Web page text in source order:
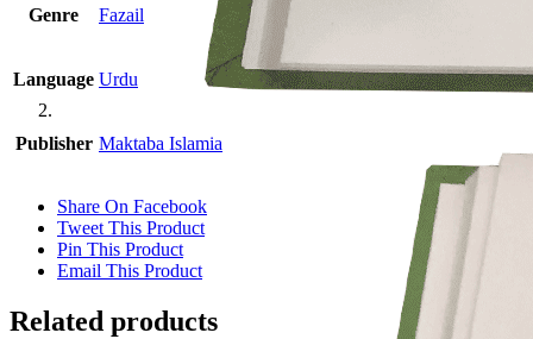
Genre Fazail
Language Urdu
Publisher Maktaba Islamia
Share On Facebook
Tweet This Product
Pin This Product
Email This Product
Related products